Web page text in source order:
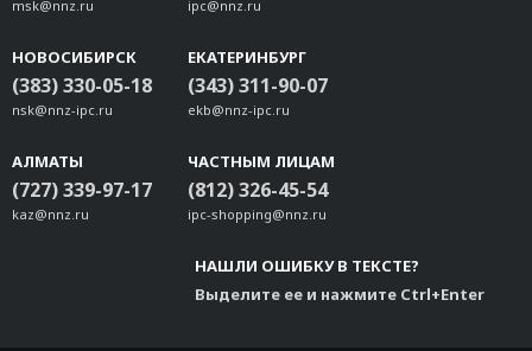
msk@nnz.ru ipc@nnz.ru
НОВОСИБИРСК
(383) 330-05-18
nsk@nnz-ipc.ru
ЕКАТЕРИНБУРГ
(343) 311-90-07
ekb@nnz-ipc.ru
АЛМАТЫ
(727) 339-97-17
kaz@nnz.ru
ЧАСТНЫМ ЛИЦАМ
(812) 326-45-54
ipc-shopping@nnz.ru
НАШЛИ ОШИБКУ В ТЕКСТЕ?
Выделите ее и нажмите Ctrl+Enter